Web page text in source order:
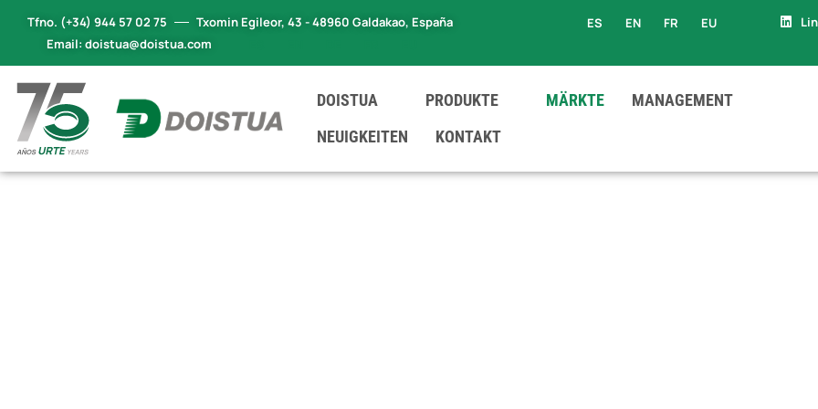
Tfno. (+34) 944 57 02 75
Txomin Egileor, 43 - 48960 Galdakao, España
Email: doistua@doistua.com
ES EN FR EU
DOISTUA PRODUKTE MÄRKTE
MANAGEMENT
NEUIGKEITEN
KONTAKT